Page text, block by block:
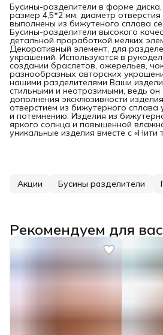
Бусины-разделители в форме
размер 4,5*2 мм, диаметр
выполнены из бижутеного сплава
Бусины-разделители высокого
детальной проработкой мелких
Декоративный элемент, для
украшений. Используются в
создании браслетов, ожерельев,
разнообразных авторских
нашими разделителями Ваши
стильными и неотразимыми, ведь
дополнения эксклюзивности
отверстием из бижутерного сплава
и потемнению. Изделия из
яркого солнца и повышенной
уникальные изделия вместе с «Нити
Акции Бусины разделители
Рекомендуем для вас